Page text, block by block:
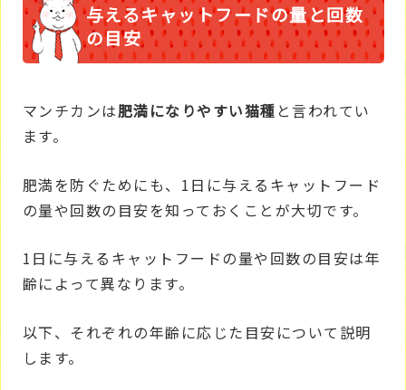
与えるキャットフードの量と回数
の目安
マンチカンは肥満になりやすい猫種 と言われてい
ます。
肥満を防ぐためにも、1日に与えるキャットフード
の量や回数の目安を知っておくことが大切です。
1日に与えるキャットフードの量や回数の目安は年
齢によって異なります。
以下、それぞれの年齢に応じた目安について説明
します。